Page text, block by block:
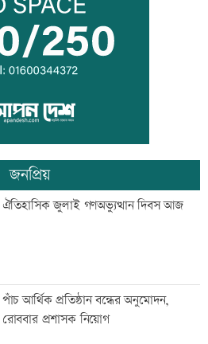
‘দেশ পরিচালনায় সরকার ব্যর্থ হলে তখন
সমালোচনা করবেন’
স্থগিত আলিম পরীক্ষার বিষয়সমূহের সূচি
প্রকাশ
বিপিএলে খেলতে চায় শ্রীলঙ্কার ফ্র্যাঞ্চাইজি
বাঁশখালীতে প্রধানমন্ত্রী
জনপ্রিয়
ঐতিহাসিক জুলাই গণঅভ্যুত্থান দিবস আজ
পাঁচ আর্থিক প্রতিষ্ঠান বন্ধের অনুমোদন,
রোববার প্রশাসক নিয়োগ